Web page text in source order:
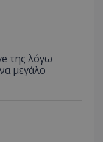
της λόγω
μεγάλο